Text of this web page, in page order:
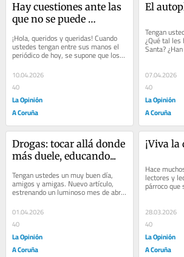
Hay cuestiones ante las
que no se puede
¡Hola, queridos y queridas! Cuando
ustedes tengan entre sus manos el
periódico de hoy, se supone que los
astronautas de la misión Artemis II...
10.04.2026
40
La Opinión
A Coruña
El
Tengan
¿Qué tal
Santa?
para
07.04.2026
40
La Opinión
A Coruña
Drogas: tocar allá donde
más duele, educando...
Tengan ustedes un muy buen día,
amigos y amigas. Nuevo artículo,
estrenando un luminoso mes de abril
largos...
01.04.2026
40
La Opinión
A Coruña
¡Viva
Hace
lectores y
párroco
demás con
28.03.2026
40
La Opinión
A Coruña